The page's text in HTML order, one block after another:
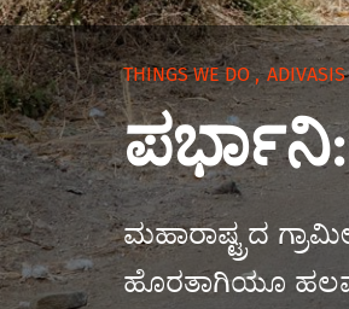
THINGS WE DO,ADIVASIS
ಮಹಾರಾಷ್ಟ್ರದ
ಹೊರತಾಗಿಯೂ ಹಲವು